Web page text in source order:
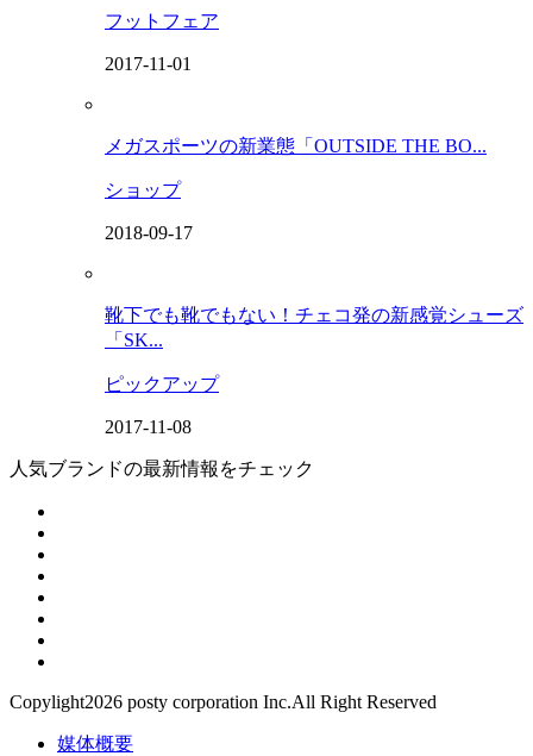
フットフェア
2017-11-01
メガスポーツの新業態「OUTSIDE THE BO...
ショップ
2018-09-17
靴下でも靴でもない！チェコ発の新感覚シューズ
「SK...
ピックアップ
2017-11-08
人気ブランドの最新情報をチェック
Copylight2026 posty corporation Inc.All Right Reserved
媒体概要